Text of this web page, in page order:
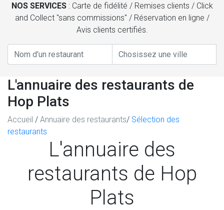
NOS SERVICES : Carte de fidélité / Remises clients / Click
and Collect "sans commissions" / Réservation en ligne /
Avis clients certifiés.
L'annuaire des restaurants de
Hop Plats
Accueil / Annuaire des restaurants/ Sélection des
restaurants
L'annuaire des
restaurants de Hop
Plats